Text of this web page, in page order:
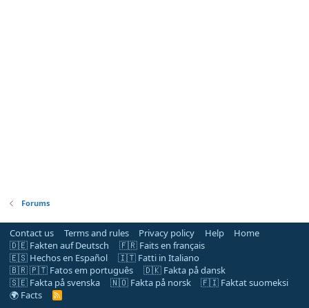
Forums
Contact us Terms and rules Privacy policy Help
Home
🇩🇪 Fakten auf Deutsch
🇫🇷 Faits en français
🇪🇸 Hechos en Español
🇮🇹 Fatti in Italiano
🇧🇷 🇵🇹 Fatos em português
🇩🇰 Fakta på dansk
🇸🇪 Fakta på svenska
🇳🇴 Fakta på norsk
🇫🇮 Faktat suomeksi
🌍 Facts
R